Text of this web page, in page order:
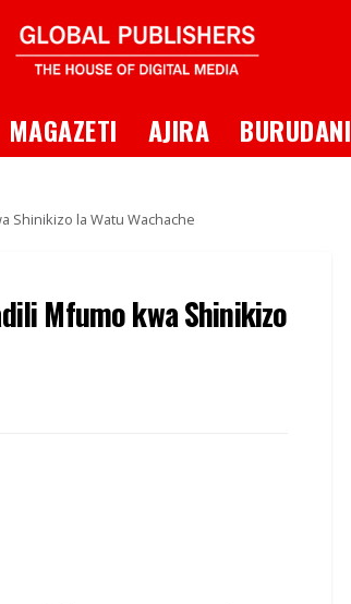
MAGAZETI AJIRA BURUDANI
Shinikizo la Watu Wachache
Mfumo kwa Shinikizo